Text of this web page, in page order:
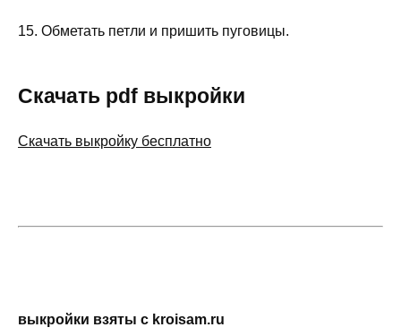
15. Обметать петли и пришить пуговицы.
Скачать pdf выкройки
Скачать выкройку бесплатно
выкройки взяты с kroisam.ru